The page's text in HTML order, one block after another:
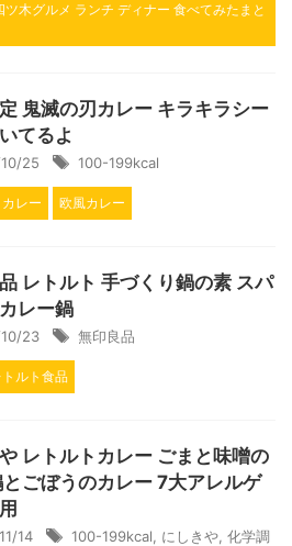
ツ木グルメ ランチ ディナー 食べてみたまと
鬼滅の刃カレー キラキラシー
てるよ
25 100-199kcal
レー 欧風カレー
レトルト 手づくり鍋の素 スパ
レー鍋
23 無印良品
ルト食品
レトルトカレー ごまと味噌の
とごぼうのカレー 7大アレルゲ
14 100-199kcal にしきや 化学調